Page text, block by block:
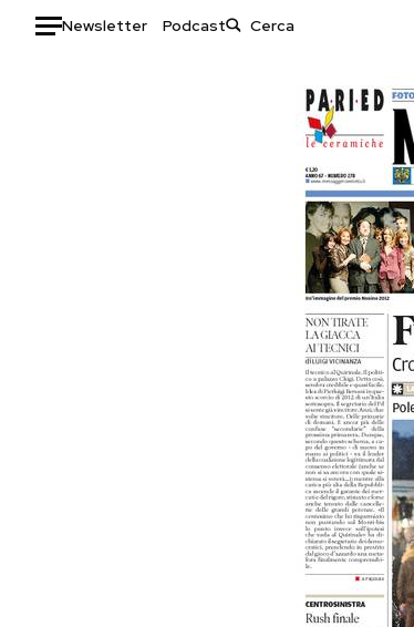
Newsletter Podcast
Moda
Consumismi
Storie/Idee
Ok Boomer!
Media
Europa
Altrecose
Mondiali calcio